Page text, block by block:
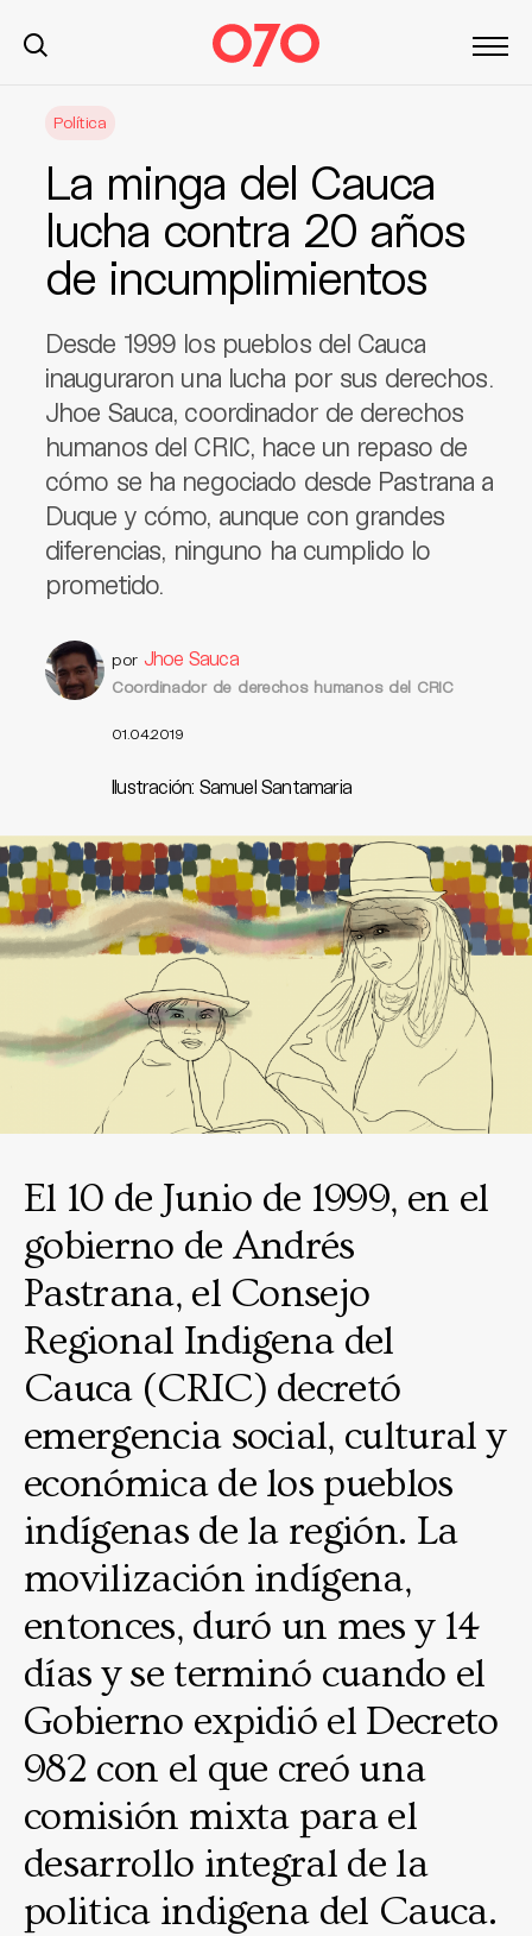
Política
La minga del Cauca
lucha contra 20 años
de incumplimientos
Desde 1999 los pueblos del Cauca
inauguraron una lucha por sus derechos.
Jhoe Sauca, coordinador de derechos
humanos del CRIC, hace un repaso de
cómo se ha negociado desde Pastrana a
Duque y cómo, aunque con grandes
diferencias, ninguno ha cumplido lo
prometido.
por Jhoe Sauca
Coordinador de derechos humanos del CRIC
01.04.2019
Ilustración: Samuel Santamaria
El 10 de Junio de 1999, en el
gobierno de Andrés
Pastrana, el Consejo
Regional Indigena del
Cauca (CRIC) decretó
emergencia social, cultural y
económica de los pueblos
indígenas de la región. La
movilización indígena,
entonces, duró un mes y 14
días y se terminó cuando el
Gobierno expidió el Decreto
982 con el que creó una
comisión mixta para el
desarrollo integral de la
politica indigena del Cauca.